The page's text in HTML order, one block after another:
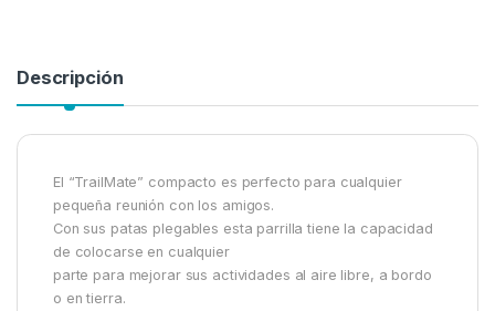
Descripción
El “TrailMate” compacto es perfecto para cualquier
pequeña reunión con los amigos.
Con sus patas plegables esta parrilla tiene la capacidad
de colocarse en cualquier
parte para mejorar sus actividades al aire libre, a bordo
o en tierra.